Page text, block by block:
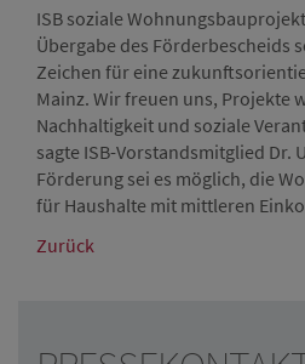
ISB soziale
Übergabe des Förderbescheids
Zeichen für eine
Mainz. Wir freuen uns, Projekte
Nachhaltigkeit und soziale
sagte ISB-Vorstandsmitglied Dr.
Förderung sei es möglich, die
für Haushalte mit mittleren
Zurück